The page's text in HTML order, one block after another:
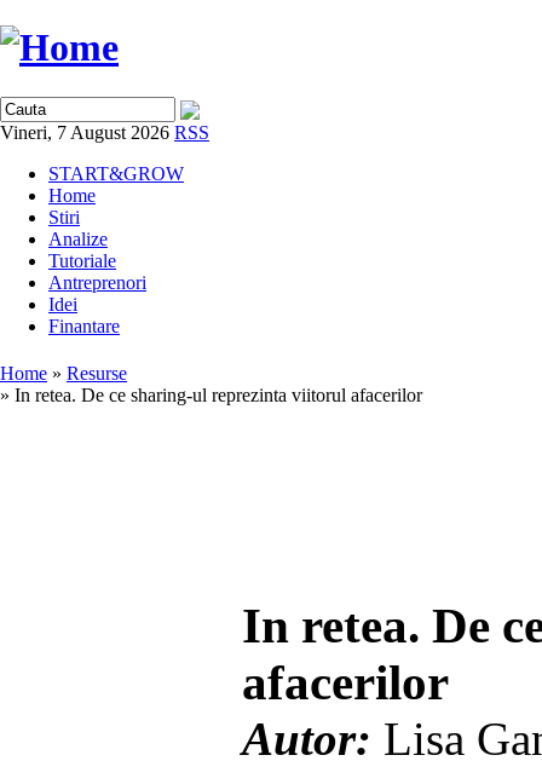
Vineri, 7 August 2026 RSS
START&GROW
Home
Stiri
Analize
Tutoriale
Antreprenori
Idei
Finantare
Home » Resurse
» In retea. De ce sharing-ul reprezinta viitorul afacerilor
In retea. De
afacerilor
Autor: Lisa